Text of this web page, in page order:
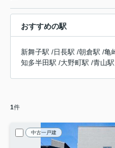
おすすめの駅
新舞子駅 /日長駅 /朝倉駅 /亀
知多半田駅 /大野町駅 /青山駅
1件
中古一戸建